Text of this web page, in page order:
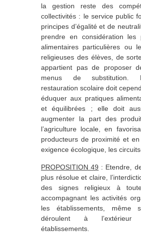
la gestion reste des
collectivités : le service public
principes d’égalité et de
prendre en considération les
alimentaires particulières ou
religieuses des élèves, de
appartient pas de proposer
menus de substitution.
restauration scolaire doit
éduquer aux pratiques
et équilibrées ; elle doit
augmenter la part des
l’agriculture locale, en
producteurs de proximité et en
exigence écologique, les
PROPOSITION 49 : Etendre,
plus résolue et claire,
des signes religieux à
accompagnant les activités
les établissements, même
déroulent à
établissements.